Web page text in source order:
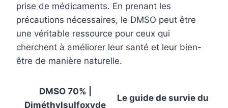
prise de médicaments. En prenant les
précautions nécessaires, le DMSO peut être
une véritable ressource pour ceux qui
cherchent à améliorer leur santé et leur bien-
être de manière naturelle.
DMSO 70% |
Diméthylsulfoxyde
Le guide de survie du